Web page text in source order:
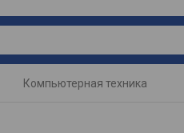
Компьютерная техника